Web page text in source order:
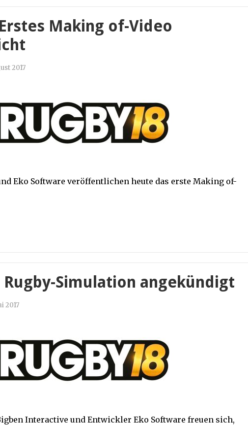
Making of-Video
2017
Eko Software veröffentlichen heute das erste Making of-
Rugby-Simulation angekündigt
2017
Interactive und Entwickler Eko Software freuen sich,